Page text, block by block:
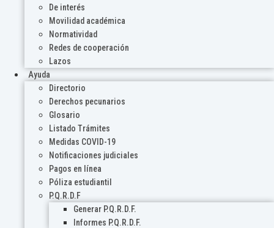
De interés
Movilidad académica
Normatividad
Redes de cooperación
Lazos
Ayuda
Directorio
Derechos pecunarios
Glosario
Listado Trámites
Medidas COVID-19
Notificaciones judiciales
Pagos en línea
Póliza estudiantil
P.Q.R.D.F
Generar P.Q.R.D.F.
Informes P.Q.R.D.F.